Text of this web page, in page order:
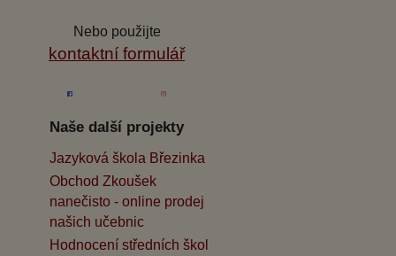
Nebo použijte
kontaktní formulář
Naše další projekty
Jazyková škola Březinka
Obchod Zkoušek
nanečisto - online prodej
našich učebnic
Hodnocení středních škol